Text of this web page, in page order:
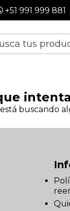
+51 991 999 881
buscando